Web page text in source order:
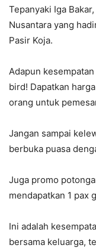
Tepanyaki Iga
Nusantara yang
Pasir Koja.
Adapun
bird! Dapatkan
orang untuk
Jangan sampai
berbuka puasa
Juga promo
mendapatkan 1 pax
Ini adalah
bersama keluarga,